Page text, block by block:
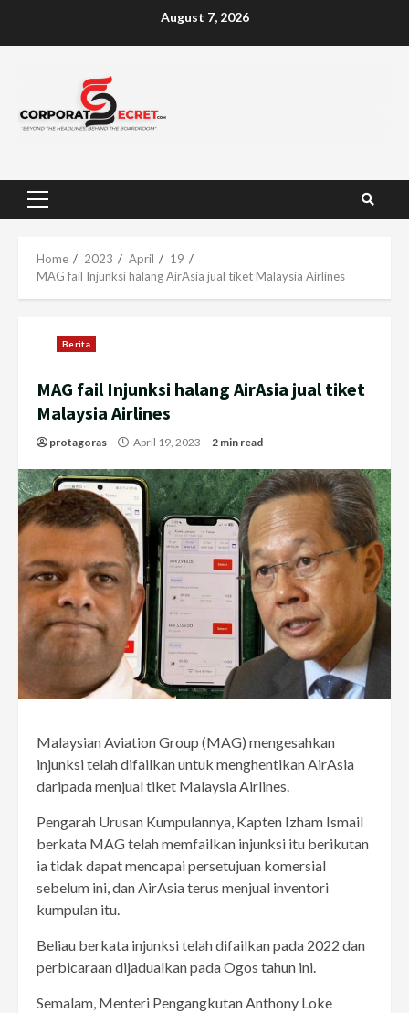
August 7, 2026
Primary
Home 2023 April
19
MAG fail Injunksi halang AirAsia jual tiket Malaysia Airlines
Berita
MAG fail Injunksi halang AirAsia jual tiket
Malaysia Airlines
protagoras April 19, 2023 2 min read
Malaysian Aviation Group (MAG) mengesahkan
injunksi telah difailkan untuk menghentikan AirAsia
daripada menjual tiket Malaysia Airlines.
Pengarah Urusan Kumpulannya, Kapten Izham Ismail
berkata MAG telah memfailkan injunksi itu berikutan
ia tidak dapat mencapai persetujuan komersial
sebelum ini, dan AirAsia terus menjual inventori
kumpulan itu.
Beliau berkata injunksi telah difailkan pada 2022 dan
perbicaraan dijadualkan pada Ogos tahun ini.
Semalam, Menteri Pengangkutan Anthony Loke